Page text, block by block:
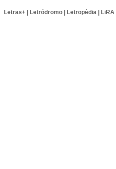
Letras+ Letródromo Letropédia LiRA